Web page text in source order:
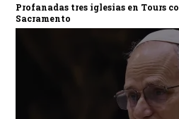
Profanadas tres iglesias en Tours
Sacramento